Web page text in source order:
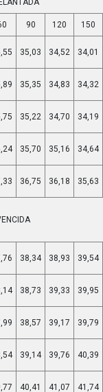
90 120 150
35,03 34,52 34,01
35,35 34,83 34,32
35,22 34,70 34,19
35,70 35,16 34,64
36,75 36,18 35,63
38,34 38,93 39,54
38,73 39,33 39,95
38,57 39,17 39,79
39,14 39,76 40,39
40,41 41,07 41,74